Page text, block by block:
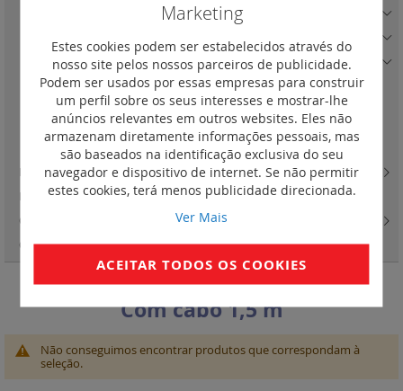
Com cabo 1,5 m
Não conseguimos encontrar produtos que correspondam à
seleção.
Blocos multitomadas com cabo(24)
Blocos multitomadas com cabo, DST e portas USB(0)
Com cabo 1,5 m(0)
Blocos multitomadas com carregador sem fios e portas USB(2)
Blocos multitomadas sem cabo(8)
Programadores domésticos(1)
Fichas de segurança do tipo banana 4 mm(4)
Campainhas e botões e transformadores
Campainhas(5)
Marketing
Estes cookies podem ser estabelecidos através do
nosso site pelos nossos parceiros de publicidade.
Podem ser usados por essas empresas para construir
um perfil sobre os seus interesses e mostrar-lhe
anúncios relevantes em outros websites. Eles não
armazenam diretamente informações pessoais, mas
são baseados na identificação exclusiva do seu
navegador e dispositivo de internet. Se não permitir
estes cookies, terá menos publicidade direcionada.
Ver Mais
ACEITAR TODOS OS COOKIES